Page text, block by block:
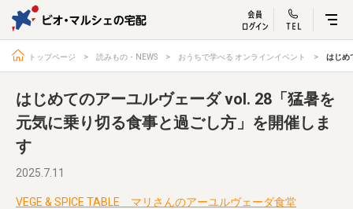
ビオ・マルシェ
宅配サービス紹介 有機野菜の お試しセッ
入
ご利用ガイド
トップページ 読みもの・NEWS おうちで学べる オンラインイベント はじめ
はじめてのアーユルヴェーダ vol. 28「猛暑を
元気に乗り切る食事と過ごし方」を開催しま
す
2025.7.11
VEGE & SPICE TABLE マリさんのアーユルヴェーダ食堂